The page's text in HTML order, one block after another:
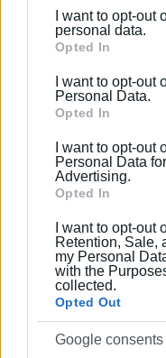
Please note that this
Google services and
behaviour. You may
Google and its third-
section.
I want to opt-out
personal data.
Opted In
I want to opt-out
Personal Data.
Opted In
I want to opt-out
Personal Data
Advertising.
Opted In
I want to opt-out
Retention, Sale,
my Personal
with the
collected.
Opted Out
Google consents